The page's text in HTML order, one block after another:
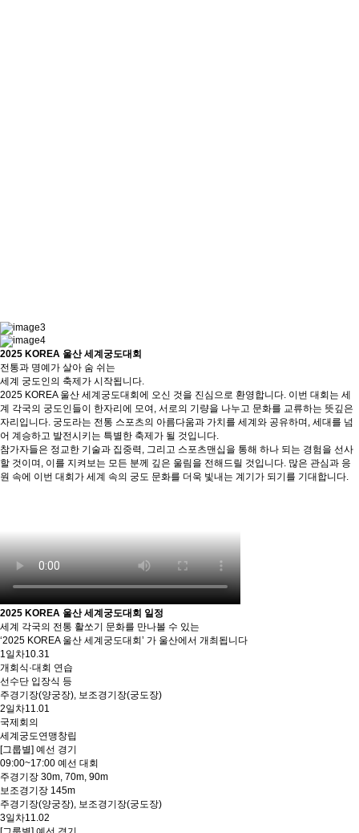
2025 KOREA 울산 세계궁도대회
전통과 명예가 살아 숨 쉬는
세계 궁도인의 축제가 시작됩니다.
2025 KOREA 울산 세계궁도대회에 오신 것을 진심으로 환영합니다. 이번 대회는 세
계 각국의 궁도인들이 한자리에 모여, 서로의 기량을 나누고 문화를 교류하는 뜻깊은
자리입니다. 궁도라는 전통 스포츠의 아름다움과 가치를 세계와 공유하며, 세대를 넘
어 계승하고 발전시키는 특별한 축제가 될 것입니다.
참가자들은 정교한 기술과 집중력, 그리고 스포츠맨십을 통해 하나 되는 경험을 선사
할 것이며, 이를 지켜보는 모든 분께 깊은 울림을 전해드릴 것입니다. 많은 관심과 응
원 속에 이번 대회가 세계 속의 궁도 문화를 더욱 빛내는 계기가 되기를 기대합니다.
2025 KOREA 울산 세계궁도대회 일정
세계 각국의 전통 활쏘기 문화를 만나볼 수 있는
‘2025 KOREA 울산 세계궁도대회’ 가 울산에서 개최됩니다
1일차10.31
개회식·대회 연습
선수단 입장식 등
주경기장(양궁장), 보조경기장(궁도장)
2일차11.01
국제회의
세계궁도연맹창립
[그룹별] 예선 경기
09:00~17:00 예선 대회
주경기장 30m, 70m, 90m
보조경기장 145m
주경기장(양궁장), 보조경기장(궁도장)
3일차11.02